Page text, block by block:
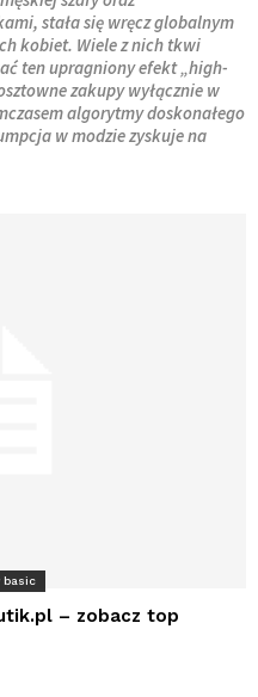
stała się wręcz globalnym
kobiet. Wiele z nich tkwi
ten upragniony efekt „high-
zakupy wyłącznie w
algorytmy doskonałego
w modzie zyskuje na
basic
– zobacz top